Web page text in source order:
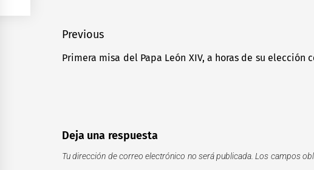
Navegación
de
Previous
Previous
Primera misa del Papa León XIV, a horas de su elección
Deja una respuesta
Tu dirección de correo electrónico no será publicada. Los campos